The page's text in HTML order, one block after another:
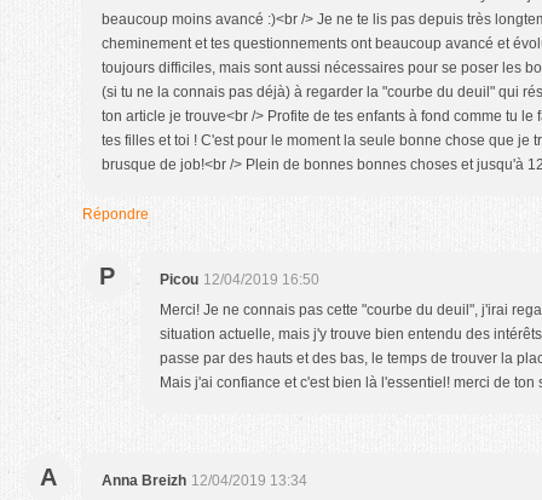
beaucoup moins avancé :)<br /> Je ne te lis pas depuis très
cheminement et tes questionnements ont beaucoup avancé et
toujours difficiles, mais sont aussi nécessaires pour se poser les
(si tu ne la connais pas déjà) à regarder la "courbe du deuil" qui
ton article je trouve<br /> Profite de tes enfants à fond comme tu le
tes filles et toi ! C'est pour le moment la seule bonne chose que je
brusque de job!<br /> Plein de bonnes bonnes choses et jusqu'à
Répondre
P Picou 12/04/2019 16:50
Merci! Je ne connais pas cette "courbe du deuil", j'irai
situation actuelle, mais j'y trouve bien entendu des
passe par des hauts et des bas, le temps de trouver la
Mais j'ai confiance et c'est bien là l'essentiel! merci de ton
A Anna Breizh 12/04/2019 13:34